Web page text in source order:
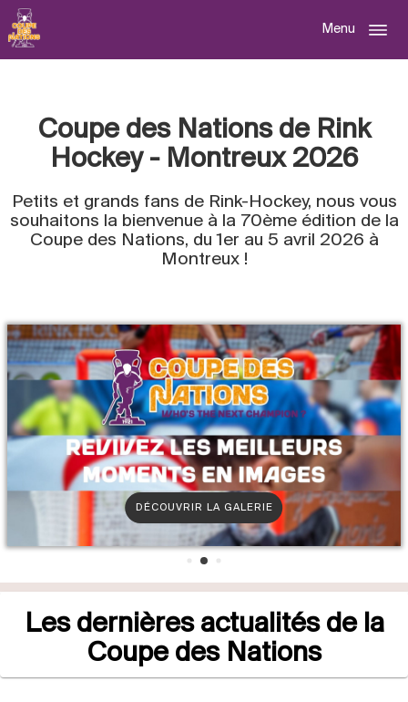
Menu
Coupe des Nations de Rink
Hockey - Montreux 2026
Petits et grands fans de Rink-Hockey, nous vous
souhaitons la bienvenue à la 70ème édition de la
Coupe des Nations, du 1er au 5 avril 2026 à
Montreux !
DÉCOUVRIR LA GALERIE
Les dernières actualités de la
Coupe des Nations